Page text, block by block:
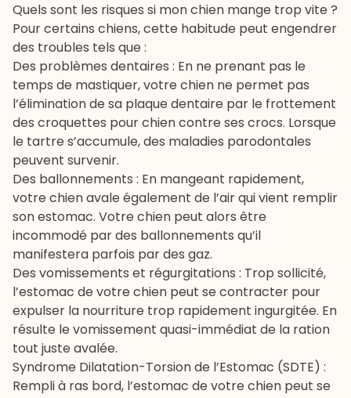
Quels sont les risques si mon chien mange trop vite ?
Pour certains chiens, cette habitude peut engendrer
des troubles tels que :
Des problèmes dentaires : En ne prenant pas le
temps de mastiquer, votre chien ne permet pas
l’élimination de sa plaque dentaire par le frottement
des croquettes pour chiencontre ses crocs. Lorsque
le tartre s’accumule, des maladies parodontales
peuvent survenir.
Des ballonnements : En mangeant rapidement,
votre chien avale également de l’air qui vient remplir
son estomac. Votre chien peut alors être
incommodé par des ballonnements qu’il
manifestera parfois par des gaz.
Des vomissements et régurgitations : Trop sollicité,
l’estomac de votre chien peut se contracter pour
expulser la nourriture trop rapidement ingurgitée. En
résulte le vomissement quasi-immédiat de la ration
tout juste avalée.
Syndrome Dilatation-Torsion de l’Estomac (SDTE) :
Rempli à ras bord, l’estomac de votre chien peut se